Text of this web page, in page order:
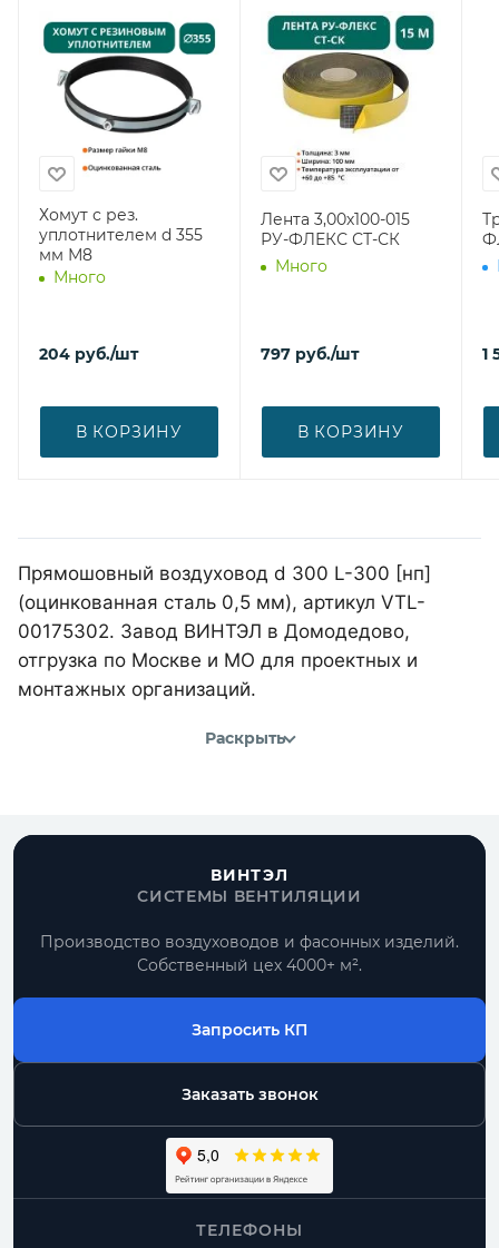
Хомут с рез.
уплотнителем d 355
мм М8
Много
204 руб./шт
В КОРЗИНУ
Лента 3,00х100-015
РУ-ФЛЕКС СТ-СК
Много
797 руб./шт
В КОРЗИНУ
1
Прямошовный воздуховод d 300 L-300 [нп]
(оцинкованная сталь 0,5 мм), артикул VTL-
00175302. Завод ВИНТЭЛ в Домодедово,
отгрузка по Москве и МО для проектных и
монтажных организаций.
Раскрыть
ВИНТЭЛ
СИСТЕМЫ ВЕНТИЛЯЦИИ
Производство воздуховодов и фасонных изделий.
Собственный цех 4000+ м².
Запросить КП
Заказать звонок
ТЕЛЕФОНЫ